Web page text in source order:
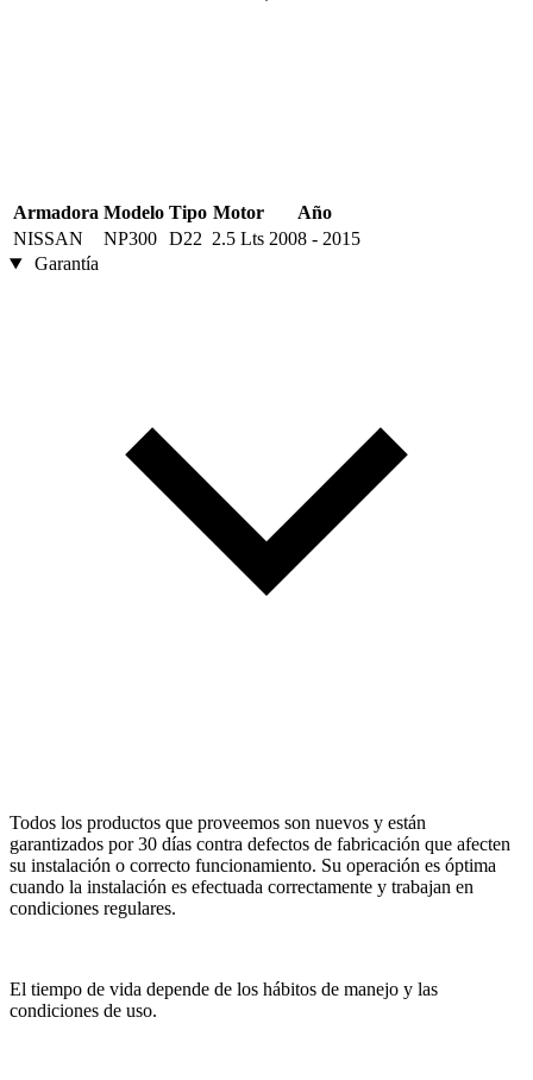
Armadora Modelo Tipo Motor
Año
NISSAN
NP300 D22 2.5 Lts 2008 - 2015
Garantía
Todos los productos que proveemos son nuevos y están
garantizados por 30 días contra defectos de fabricación que afecten
su instalación o correcto funcionamiento. Su operación es óptima
cuando la instalación es efectuada correctamente y trabajan en
condiciones regulares.
El tiempo de vida depende de los hábitos de manejo y las
condiciones de uso.